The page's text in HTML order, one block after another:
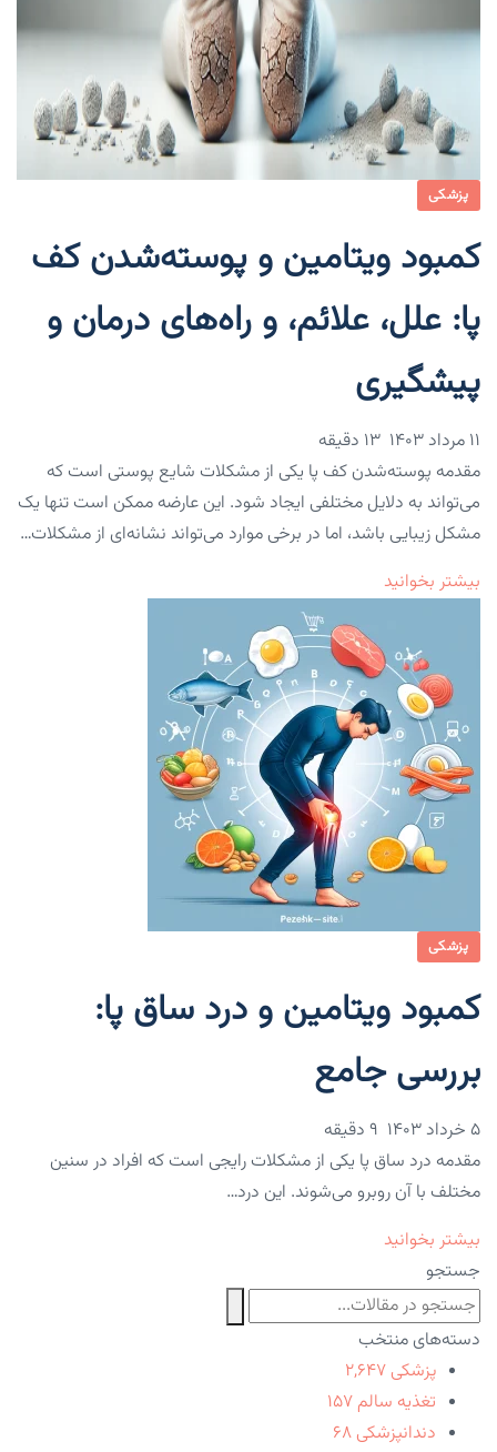
پزشکی
کمبود ویتامین و پوسته‌شدن کف
پا: علل، علائم، و راه‌های درمان و
پیشگیری
۱۱ مرداد ۱۴۰۳
مقدمه پوسته‌شدن کف پا یکی از مشکلات شایع پوستی است که
می‌تواند به دلایل مختلفی ایجاد شود. این عارضه ممکن است تنها یک
مشکل زیبایی باشد، اما در برخی موارد می‌تواند نشانه‌ای از مشکلات…
بیشتر بخوانید
پزشکی
کمبود ویتامین و درد ساق پا:
بررسی جامع
۵ خرداد ۱۴۰۳
مقدمه درد ساق پا یکی از مشکلات رایجی است که افراد در سنین
مختلف با آن روبرو می‌شوند. این درد…
بیشتر بخوانید
جستجو
دسته‌های منتخب
پزشکی ۲,۶۴۷
تغذیه سالم ۱۵۷
دندانپزشکی ۶۸